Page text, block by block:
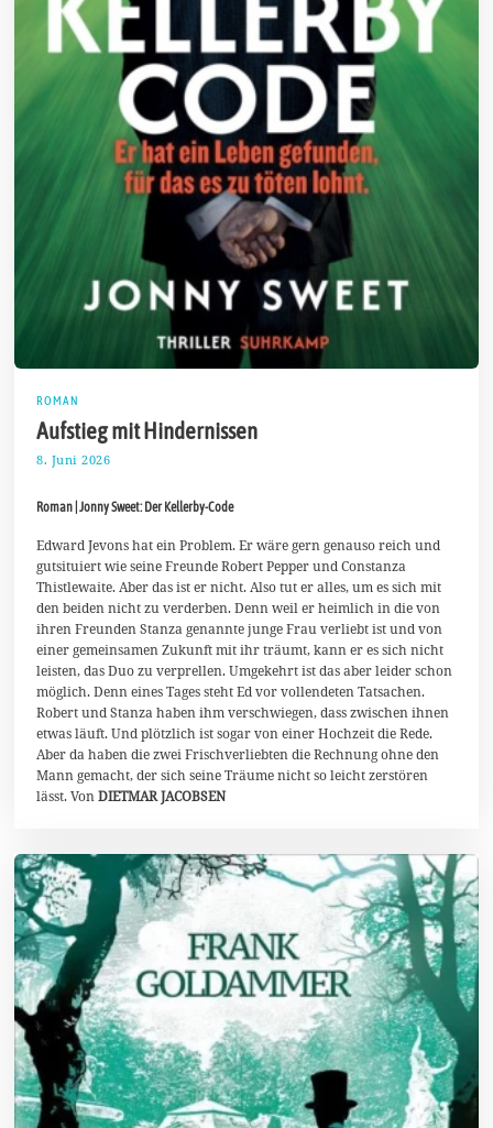
ROMAN
Aufstieg mit Hindernissen
8. Juni 2026
J
n
2
0
2
6
Roman | Jonny Sweet: Der Kellerby-Code
Edward Jevons hat ein Problem. Er wäre gern genauso reich und
gutsituiert wie seine Freunde Robert Pepper und Constanza
Thistlewaite. Aber das ist er nicht. Also tut er alles, um es sich mit
den beiden nicht zu verderben. Denn weil er heimlich in die von
ihren Freunden Stanza genannte junge Frau verliebt ist und von
einer gemeinsamen Zukunft mit ihr träumt, kann er es sich nicht
leisten, das Duo zu verprellen. Umgekehrt ist das aber leider schon
möglich. Denn eines Tages steht Ed vor vollendeten Tatsachen.
Robert und Stanza haben ihm verschwiegen, dass zwischen ihnen
etwas läuft. Und plötzlich ist sogar von einer Hochzeit die Rede.
Aber da haben die zwei Frischverliebten die Rechnung ohne den
Mann gemacht, der sich seine Träume nicht so leicht zerstören
lässt. VonDIETMAR JACOBSEN